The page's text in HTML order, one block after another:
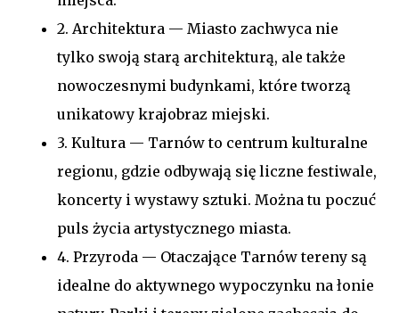
2. Architektura — Miasto zachwyca nie
tylko swoją starą architekturą, ale także
nowoczesnymi budynkami, które tworzą
unikatowy krajobraz miejski.
3. Kultura — Tarnów to centrum kulturalne
regionu, gdzie odbywają się liczne festiwale,
koncerty i wystawy sztuki. Można tu poczuć
puls życia artystycznego miasta.
4. Przyroda — Otaczające Tarnów tereny są
idealne do aktywnego wypoczynku na łonie